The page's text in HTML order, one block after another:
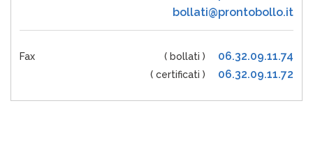
bollati@prontobollo.it
Fax 06.32.09.11.74
( bollati )
06.32.09.11.72
( certificati )